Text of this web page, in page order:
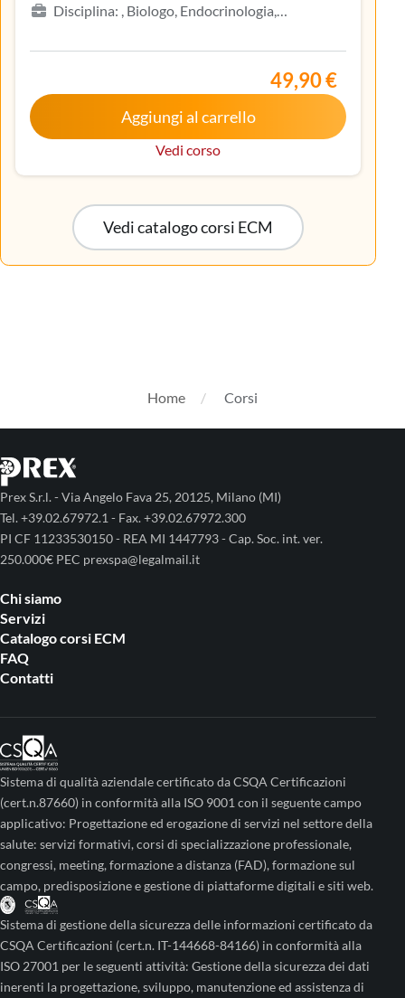
Disciplina: , Biologo, Endocrinologia,
ostetricia, Infermiere, Infermiere pediatrico,
Iscritto nell’elenco speciale ad esaurimento,
Malattie metaboliche e diabetologia, Medicina
interna, Oncologia, Pediatria, Pediatria (Pediatri di
libera scelta), Tecnico sanitario di radiologia medica
49,90 €
Aggiungi al carrello
Vedi corso
Vedi catalogo corsi ECM
Home Corsi
Prex S.r.l. - Via Angelo Fava 25, 20125, Milano (MI)
Tel. +39.02.67972.1 - Fax. +39.02.67972.300
PI CF 11233530150 - REA MI 1447793 - Cap. Soc. int. ver.
250.000€ PEC prexspa@legalmail.it
Chi siamo
Servizi
Catalogo corsi ECM
FAQ
Contatti
Sistema di qualità aziendale certificato da CSQA Certificazioni
(cert.n.87660) in conformità alla ISO 9001 con il seguente campo
applicativo: Progettazione ed erogazione di servizi nel settore della
salute: servizi formativi, corsi di specializzazione professionale,
congressi, meeting, formazione a distanza (FAD), formazione sul
campo, predisposizione e gestione di piattaforme digitali e siti web.
Sistema di gestione della sicurezza delle informazioni certificato da
CSQA Certificazioni (cert.n. IT-144668-84166) in conformità alla
ISO 27001 per le seguenti attività: Gestione della sicurezza dei dati
inerenti la progettazione, sviluppo, manutenzione ed assistenza di